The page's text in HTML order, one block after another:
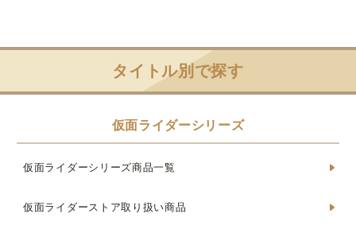
タイトル別で探す
仮面ライダーシリーズ
仮面ライダーシリーズ商品一覧
仮面ライダーストア取り扱い商品